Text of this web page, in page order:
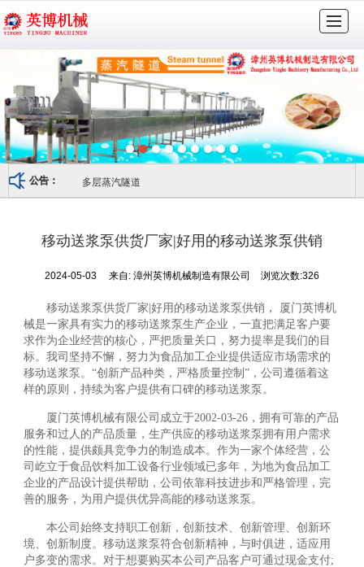
很遗憾，因您的浏览器版本过低导致无法获得最佳浏览体验，推荐下载安装谷歌浏览器！
走进英博 公司实力 产品展示
视频资料
销售网络
服务支持 联系我们
公告： 多层蒸汽隧道
移动送浆泵供货厂家|好用的移动送浆泵供销
2024-05-03 来自:漳州英博机械制造有限公司 浏览次数:326
移动送浆泵供货厂家|好用的移动送浆泵供销， 厦门英博机
械是一家具有实力的移动送浆泵生产企业，一直把满足客户要
求作为企业经营的核心，严把质量关口，努力提率是我们的目
标。我司坚持不懈，努力为食品加工企业提供适应市场需求的
移动送浆泵。“创新产品种类，严格质量控制”，公司遵循着这
样的原则，持续为客户提供有口碑的移动送浆泵。
厦门英博机械有限公司成立于2002-03-26，拥有可靠的产品
服务和过人的产品质量，生产供应的移动送浆泵拥有用户需求
的性能，提供颇具竞争力的制造成本。作为一家个体经营，公
司屹立于食品饮料加工设备行业领域已多年，为地为食品加工
企业的产品设计提供帮助，公司依靠科技进步和严格管理，完
善的服务，为用户提供优异高能的移动送浆泵。
本公司始终支持职工创新，创新技术、创新管理、创新环
境、创新制度。移动送浆泵符合创新精神，与时俱进，适应用
户多变的需求。对于想要购买本公司产品客户可通过现金支付;